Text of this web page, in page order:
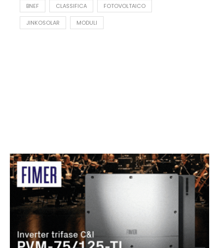
BNEF CLASSIFICA FOTOVOLTAICO
JINKOSOLAR MODULI